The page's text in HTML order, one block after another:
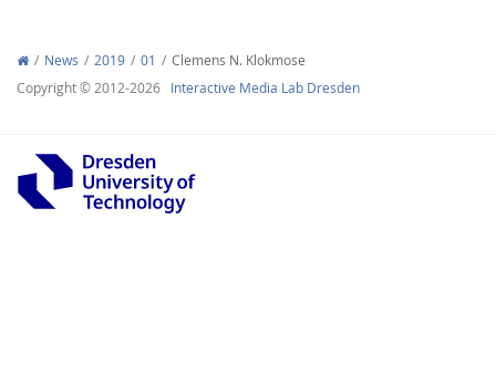
News 2019 01
Clemens N. Klokmose
Copyright © 2012-2026 Interactive Media Lab Dresden